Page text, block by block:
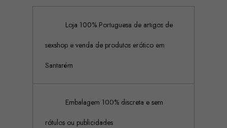
Loja 100% Portuguesa de artigos de
sexshop e venda de produtos erótico em
Santarém
Embalagem 100% discreta e sem
rótulos ou publicidades